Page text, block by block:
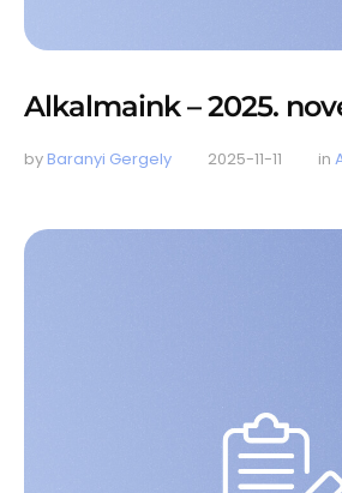
Alkalmaink – 2025.
by Baranyi Gergely 2025-11-11 in